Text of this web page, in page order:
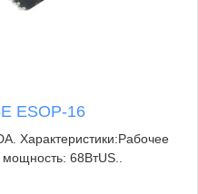
ESOP-16
Характеристики:Рабочее
68ВтUS..